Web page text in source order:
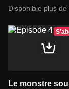
Disponible plus de
Le monstre